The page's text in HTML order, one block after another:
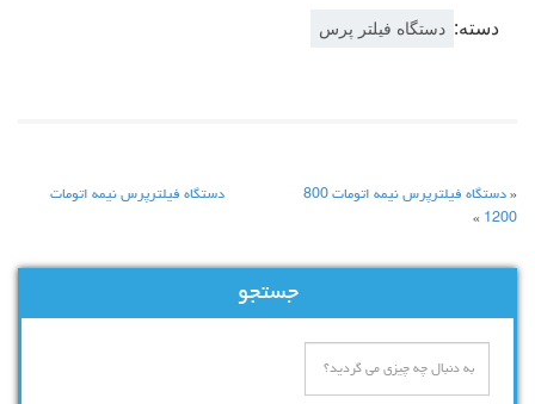
دسته: دستگاه فیلتر پرس
« دستگاه فیلترپرس نیمه اتومات 800
دستگاه فیلترپرس نیمه اتومات
1200
»
جستجو